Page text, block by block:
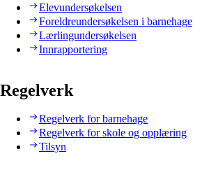
Elevundersøkelsen
Foreldreundersøkelsen i barnehage
Lærlingundersøkelsen
Innrapportering
Regelverk
Regelverk for barnehage
Regelverk for skole og opplæring
Tilsyn